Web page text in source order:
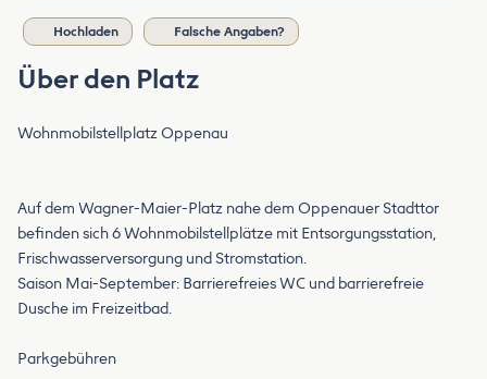
Hochladen Falsche Angaben?
Über den Platz
Wohnmobilstellplatz Oppenau
Auf dem Wagner-Maier-Platz nahe dem Oppenauer Stadttor
befinden sich 6 Wohnmobilstellplätze mit Entsorgungsstation,
Frischwasserversorgung und Stromstation.
Saison Mai-September: Barrierefreies WC und barrierefreie
Dusche im Freizeitbad.
Parkgebühren